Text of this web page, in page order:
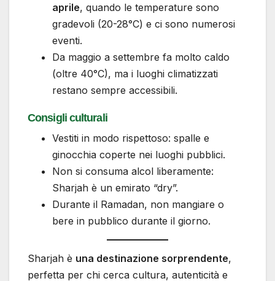
aprile, quando le temperature sono
gradevoli (20-28°C) e ci sono numerosi
eventi.
Da maggio a settembre fa molto caldo
(oltre 40°C), ma i luoghi climatizzati
restano sempre accessibili.
Consigli culturali
Vestiti in modo rispettoso: spalle e
ginocchia coperte nei luoghi pubblici.
Non si consuma alcol liberamente:
Sharjah è un emirato “dry”.
Durante il Ramadan, non mangiare o
bere in pubblico durante il giorno.
Sharjah è una destinazione sorprendente,
perfetta per chi cerca cultura, autenticità e